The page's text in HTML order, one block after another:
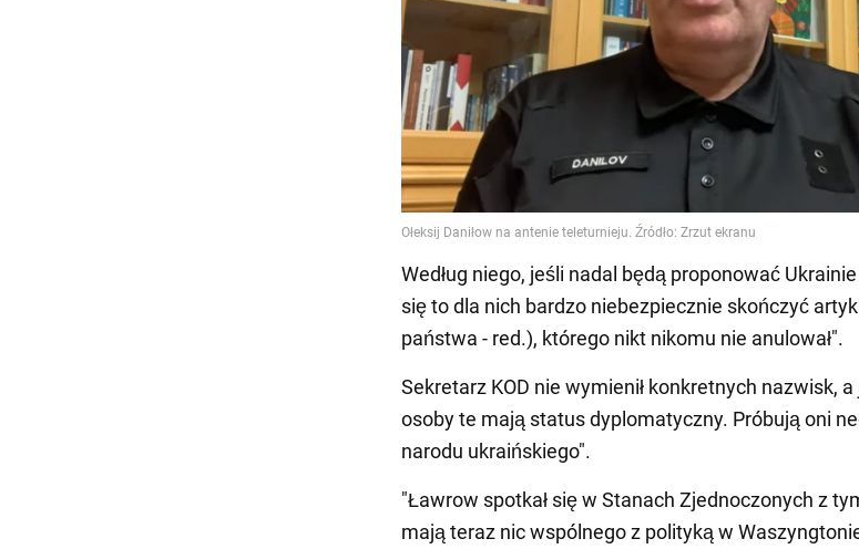
Według niego, jeśli nadal będą proponować
się to dla nich bardzo niebezpiecznie skończyć
państwa - red.), którego nikt nikomu nie anulował".
Sekretarz KOD nie wymienił konkretnych nazwisk,
osoby te mają status dyplomatyczny. Próbują oni
narodu ukraińskiego".
"Ławrow spotkał się w Stanach Zjednoczonych z
mają teraz nic wspólnego z polityką w